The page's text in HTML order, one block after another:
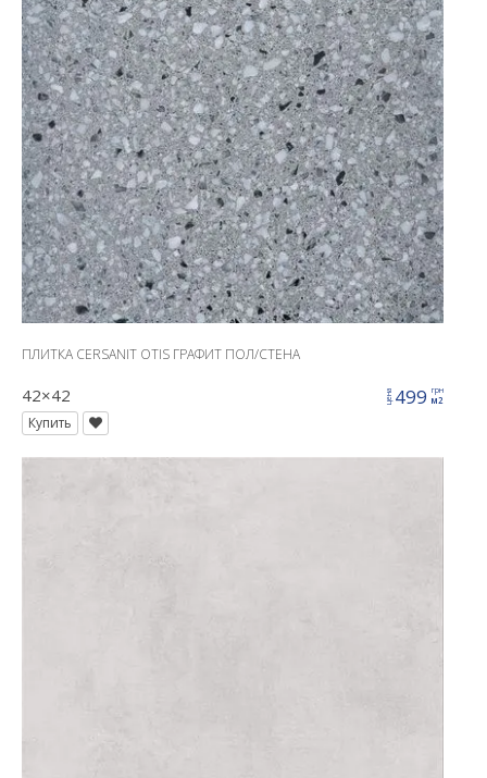
ПЛИТКА CERSANIT OTIS ГРАФИТ ПОЛ/СТЕНА
42×42 цена 499 грн
м2
Купить